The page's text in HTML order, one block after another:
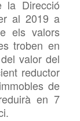
la Direcció
al 2019 a
els valors
troben en
valor del
reductor
de
en 7